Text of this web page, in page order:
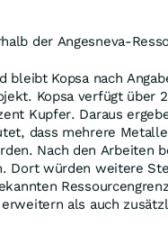
der Angesneva-
bleibt Kopsa nach
Kopsa verfügt über
Kupfer. Daraus
dass mehrere
Nach den Arbeiten
Dort würden weitere
als auch